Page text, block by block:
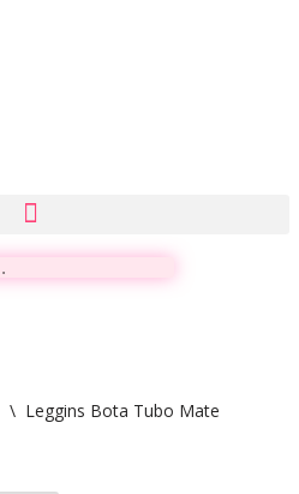
\ Leggins Bota Tubo Mate